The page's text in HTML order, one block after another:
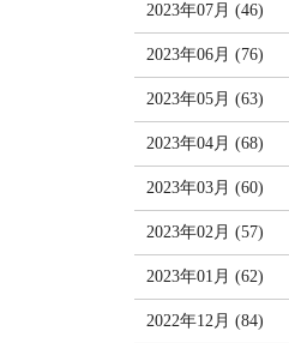
2023年07月 (46)
2023年06月 (76)
2023年05月 (63)
2023年04月 (68)
2023年03月 (60)
2023年02月 (57)
2023年01月 (62)
2022年12月 (84)